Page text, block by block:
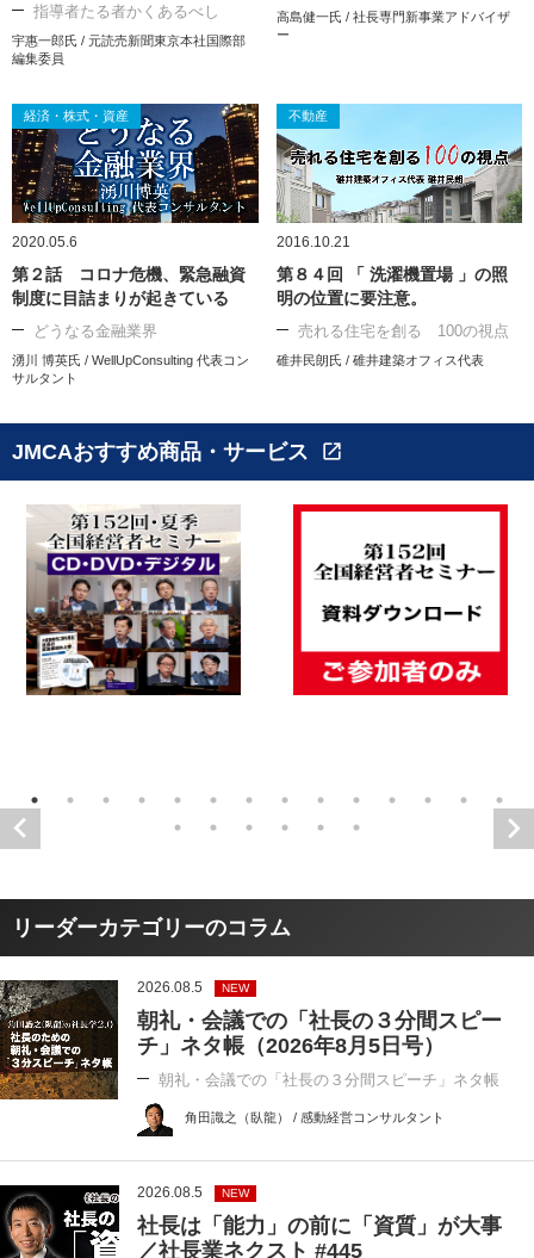
指導者たる者かくあるべし
宇惠一郎氏 / 元読売新聞東京本社国際部
編集委員
高島健一氏 / 社長専門新事業アドバイザ
ー
経済・株式・資産
2020.05.6
第２話 コロナ危機、緊急融資
制度に目詰まりが起きている
どうなる金融業界
湧川 博英氏 / WellUpConsulting 代表コン
サルタント
不動産
2016.10.21
第８４回 「 洗濯機置場 」の照
明の位置に要注意。
売れる住宅を創る 100の視点
碓井民朗氏 / 碓井建築オフィス代表
JMCAおすすめ商品・サービス open_in_new
リーダーカテゴリーのコラム
2026.08.5 NEW
朝礼・会議での「社長の３分間スピー
チ」ネタ帳（2026年8月5日号）
朝礼・会議での「社長の３分間スピーチ」ネタ帳
角田識之（臥龍） / 感動経営コンサルタント
2026.08.5 NEW
社長は「能力」の前に「資質」が大事
／社長業ネクスト #445